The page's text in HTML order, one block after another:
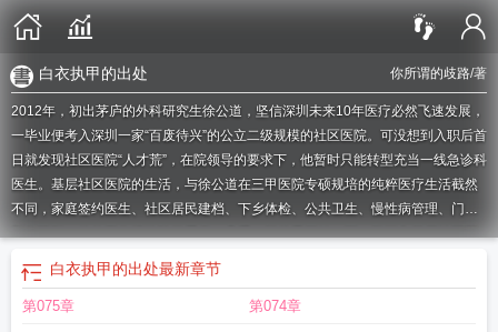
你所谓的歧路/著
白衣执甲的出处
2012年，初出茅庐的外科研究生徐公道，坚信深圳未来10年医疗必然飞速发展，
一毕业便考入深圳一家“百废待兴”的公立二级规模的社区医院。可没想到入职后首
日就发现社区医院“人才荒”，在院领导的要求下，他暂时只能转型充当一线急诊科
医生。基层社区医院的生活，与徐公道在三甲医院专硕规培的纯粹医疗生活截然
不同，家庭签约医生、社区居民建档、下乡体检、公共卫生、慢性病管理、门诊
和住院部，他的工作经验除了看病，几乎一切从零开始。而一段深入基层社区医
院的生活，让他日渐懂得身为社区医生的责任，最终他凭借精湛的医术在和医者
仁心，生死时刻抢回无数社区居民的性命，也赢得了社区居民对社区医院的信
任。如果您喜欢白衣为甲，别忘记分享给朋友.白衣为甲在一起浙江卫视
白衣执甲的出处最新章节
第075章 第074章